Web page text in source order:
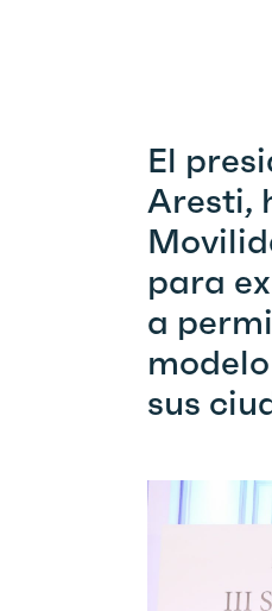
El
Aresti,
para
a
sus